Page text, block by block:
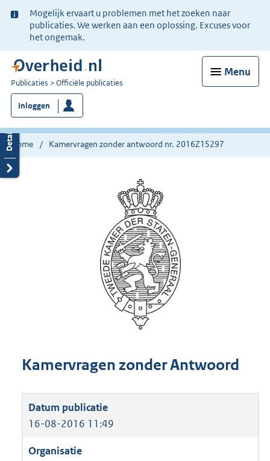
Ter
informatie:
Mogelijk ervaart u problemen met het zoeken naar
publicaties. We werken aan een oplossing. Excuses voor
het ongemak.
Menu
U
bent
nu
hier:
Publicaties Officiële publicaties
Inloggen
Home Kamervragen zonder antwoord nr. 2016Z15297
Kamervragen zonder Antwoord
16-08-2016 11:49